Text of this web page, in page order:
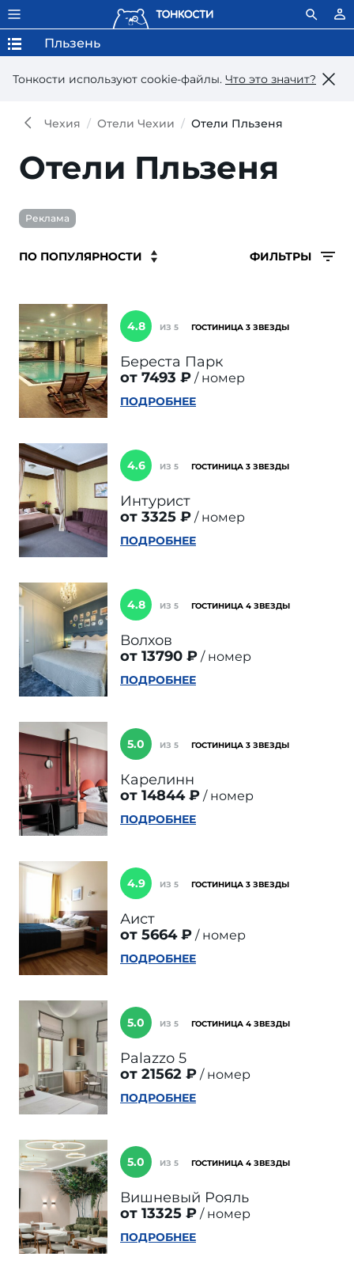
Тонкости используют сookie-файлы. Что это значит?
Пльзень
Чехия Отели Чехии Отели Пльзеня
Отели Пльзеня
Реклама
ФИЛЬТРЫ
4.8 ИЗ 5 ГОСТИНИЦА 3 ЗВЕЗДЫ
Береста Парк
от 7493 ₽
номер
ПОДРОБНЕЕ
4.6 ИЗ 5 ГОСТИНИЦА 3 ЗВЕЗДЫ
Интурист
от 3325 ₽
номер
ПОДРОБНЕЕ
4.8 ИЗ 5 ГОСТИНИЦА 4 ЗВЕЗДЫ
Волхов
от 13790 ₽
номер
ПОДРОБНЕЕ
5.0 ИЗ 5 ГОСТИНИЦА 3 ЗВЕЗДЫ
Карелинн
от 14844 ₽
номер
ПОДРОБНЕЕ
4.9 ИЗ 5 ГОСТИНИЦА 3 ЗВЕЗДЫ
Аист
от 5664 ₽
номер
ПОДРОБНЕЕ
5.0 ИЗ 5 ГОСТИНИЦА 4 ЗВЕЗДЫ
Palazzo 5
от 21562 ₽
номер
ПОДРОБНЕЕ
5.0 ИЗ 5 ГОСТИНИЦА 4 ЗВЕЗДЫ
Вишневый Рояль
от 13325 ₽
номер
ПОДРОБНЕЕ